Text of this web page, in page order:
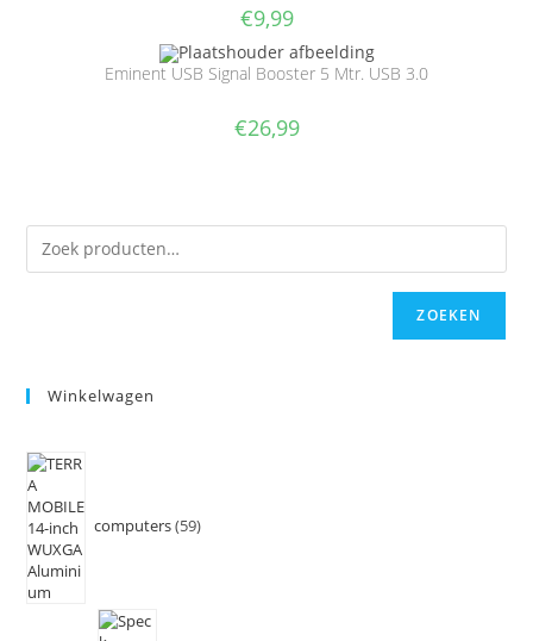
€9,99
Eminent USB Signal Booster 5 Mtr. USB 3.0
€26,99
ZOEKEN
Winkelwagen
computers 59